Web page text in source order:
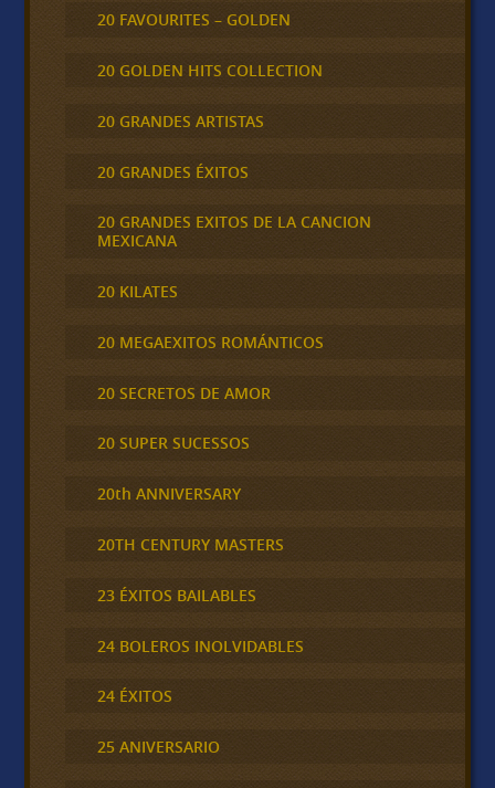
20 FAVOURITES – GOLDEN
20 GOLDEN HITS COLLECTION
20 GRANDES ARTISTAS
20 GRANDES ÉXITOS
20 GRANDES EXITOS DE LA CANCION
MEXICANA
20 KILATES
20 MEGAEXITOS ROMÁNTICOS
20 SECRETOS DE AMOR
20 SUPER SUCESSOS
20th ANNIVERSARY
20TH CENTURY MASTERS
23 ÉXITOS BAILABLES
24 BOLEROS INOLVIDABLES
24 ÉXITOS
25 ANIVERSARIO